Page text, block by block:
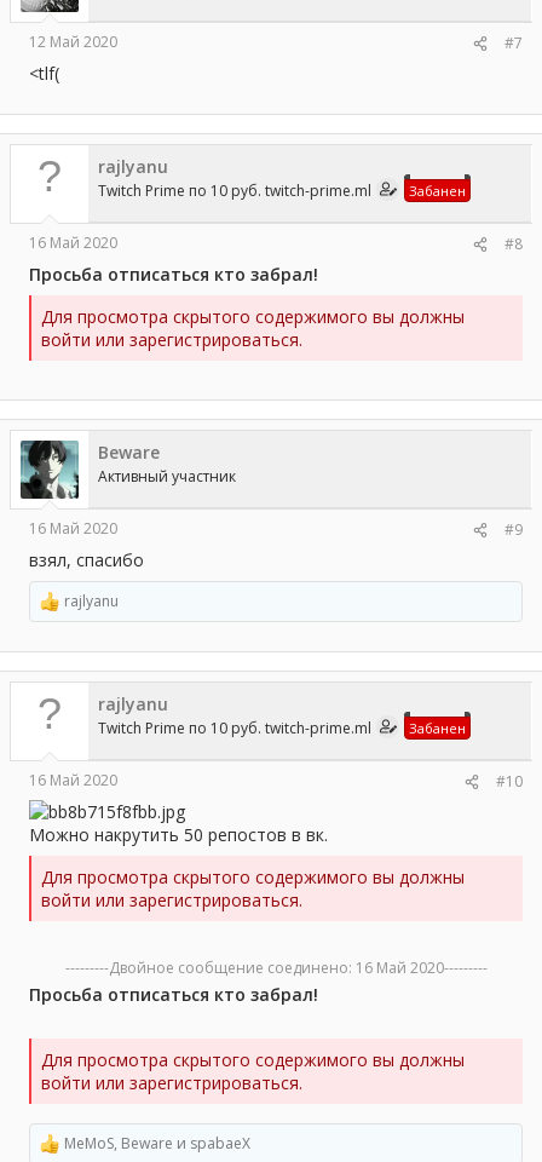
12 Май 2020 #7
<tlf(
rajlyanu
Twitch Prime по 10 руб. twitch-prime.ml Забанен
16 Май 2020 #8
Просьба отписаться кто забрал!
Для просмотра скрытого содержимого вы должны
войти или зарегистрироваться.
Beware
Активный участник
16 Май 2020 #9
взял, спасибо
Р
е
а
к
ц
и
и
rajlyanu
rajlyanu
Twitch Prime по 10 руб. twitch-prime.ml Забанен
16 Май 2020 #10
Можно накрутить 50 репостов в вк.
Для просмотра скрытого содержимого вы должны
войти или зарегистрироваться.
---------Двойное сообщение соединено: 16 Май 2020---------
Просьба отписаться кто забрал!
Для просмотра скрытого содержимого вы должны
войти или зарегистрироваться.
Р
MeMoS, Beware и spabaeX